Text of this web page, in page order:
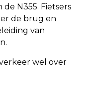
N355. Fietsers
de brug en
van
wel over